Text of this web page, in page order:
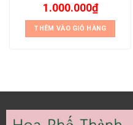
1.000.000₫
THÊM VÀO GIỎ HÀNG